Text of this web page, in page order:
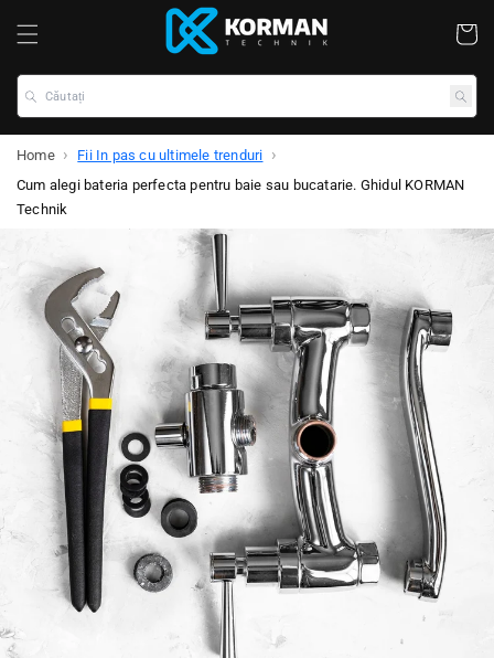
Coș
Căutați
Home
Fii In pas cu ultimele trenduri
Cum alegi bateria perfecta pentru baie sau bucatarie. Ghidul KORMAN
Technik